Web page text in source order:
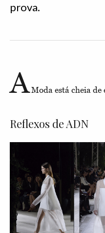
prova.
AModa está cheia de
Reflexos de ADN